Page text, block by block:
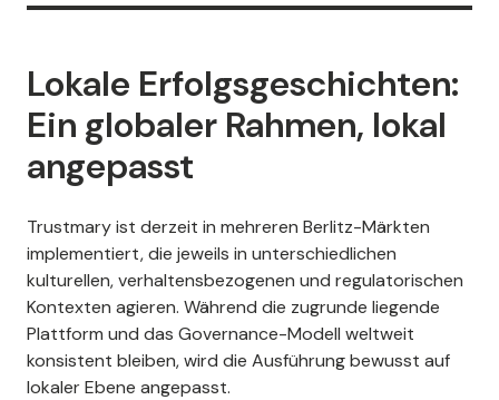
Lokale Erfolgsgeschichten:
Ein globaler Rahmen, lokal
angepasst
Trustmary ist derzeit in mehreren Berlitz-Märkten
implementiert, die jeweils in unterschiedlichen
kulturellen, verhaltensbezogenen und regulatorischen
Kontexten agieren. Während die zugrunde liegende
Plattform und das Governance-Modell weltweit
konsistent bleiben, wird die Ausführung bewusst auf
lokaler Ebene angepasst.